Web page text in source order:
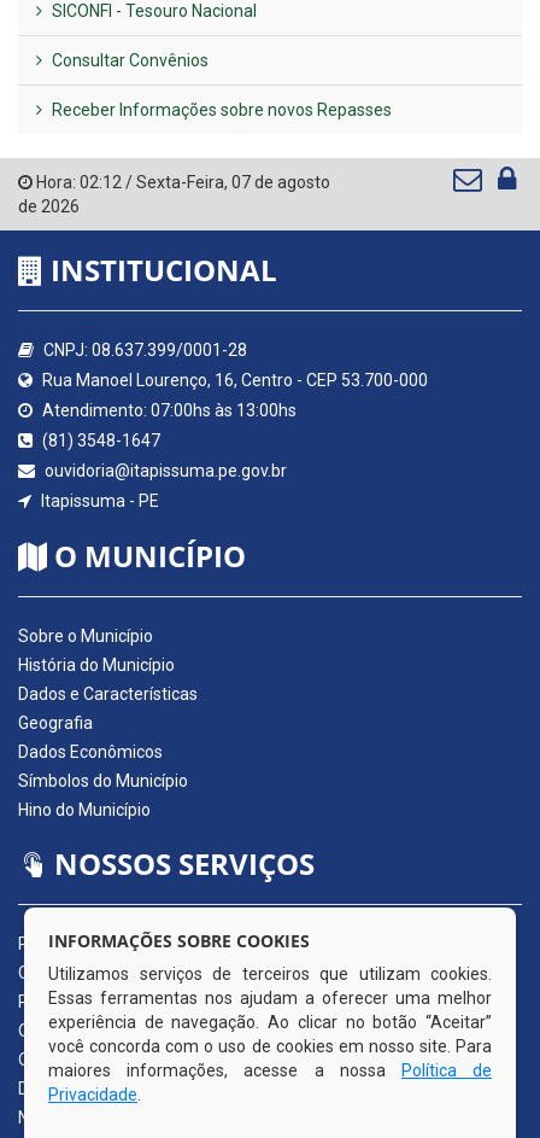
SICONFI - Tesouro Nacional
Consultar Convênios
Receber Informações sobre novos Repasses
Hora: 02:12/Sexta-Feira, 07 de agosto
de 2026
INSTITUCIONAL
CNPJ: 08.637.399/0001-28
Rua Manoel Lourenço, 16, Centro - CEP 53.700-000
Atendimento: 07:00hs às 13:00hs
(81) 3548-1647
ouvidoria@itapissuma.pe.gov.br
Itapissuma - PE
O MUNICÍPIO
Sobre o Município
História do Município
Dados e Características
Geografia
Dados Econômicos
Símbolos do Município
Hino do Município
NOSSOS SERVIÇOS
Portal da Transparência
Carta de Serviços ao Usuário
Pedido de Acesso à Informação (e-SIC)
Ouvidoria Municipal
Quadro de Avisos
Diário Oficial da AMUPE
Nota Fiscal Eletrônica
INFORMAÇÕES SOBRE COOKIES
Utilizamos serviços de terceiros que utilizam cookies.
Essas ferramentas nos ajudam a oferecer uma melhor
experiência de navegação. Ao clicar no botão “Aceitar”
você concorda com o uso de cookies em nosso site. Para
maiores informações, acesse a nossa
Política de
Privacidade